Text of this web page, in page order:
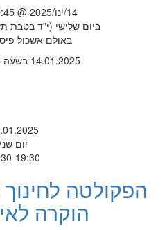
14/ינו/2025 @ 13:45 - 16:30 -
ביום שלישי (י"ד בטבת תשפ"ה)
באולם אשכול פיס,
14.01.2025 בשעה 16:30-13:45
יום שני
19:30
הפקולטה לחינוך
הוקרה